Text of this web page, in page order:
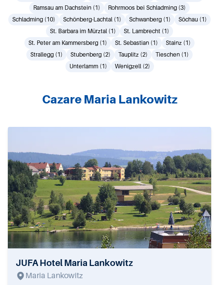
Ramsau am Dachstein (1)
Rohrmoos bei Schladming (3)
Schladming (10)
Schönberg-Lachtal (1) Schwanberg (1)
Söchau (1)
St. Barbara im Mürztal (1)
St. Lambrecht (1)
St. Peter am Kammersberg (1)
St. Sebastian (1)
Stainz (1)
Strallegg (1)
Stubenberg (2) Tauplitz (2)
Tieschen (1)
Unterlamm (1)
Wenigzell (2)
Cazare Maria Lankowitz
JUFA Hotel Maria Lankowitz
Maria Lankowitz